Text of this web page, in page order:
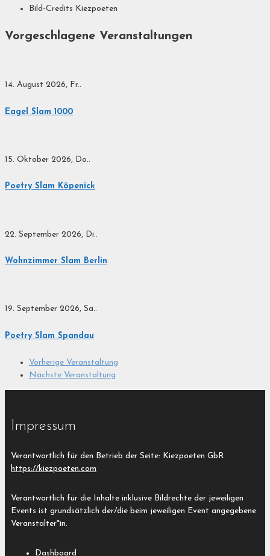
Bild-Credits Kiezpoeten
Vorgeschlagene Veranstaltungen
14. August 2026, Fr..
Eagel Slam 1000
15. Oktober 2026, Do..
Poetry Slam Köpenick
22. September 2026, Di..
Wohnzimmer Slam Berlin
19. September 2026, Sa..
Poetry Slam Spandau
Vorherige Veranstaltung
Nächste Veranstaltung
Impressum
Verantwortlich für den Betrieb der Seite: Kiezpoeten GbR
https://kiezpoeten.com
Verantwortlich für die Inhalte inklusive Bildrechte der jeweiligen
Events ist grundsätzlich der/die beim jeweiligen Event angegebene
Veranstalter*in.
Dashboard